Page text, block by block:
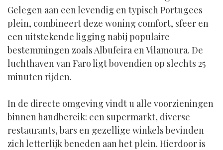
Gelegen aan een levendig en typisch Portugees
plein, combineert deze woning comfort, sfeer en
een uitstekende ligging nabij populaire
bestemmingen zoals Albufeira en Vilamoura. De
luchthaven van Faro ligt bovendien op slechts 25
minuten rijden.
In de directe omgeving vindt u alle voorzieningen
binnen handbereik: een supermarkt, diverse
restaurants, bars en gezellige winkels bevinden
zich letterlijk beneden aan het plein. Hierdoor is